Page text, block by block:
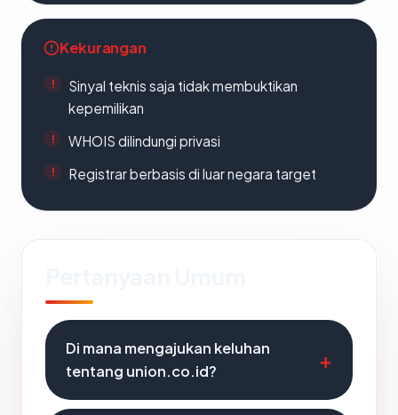
Kekurangan
Sinyal teknis saja tidak membuktikan
kepemilikan
WHOIS dilindungi privasi
Registrar berbasis di luar negara target
Di mana mengajukan keluhan
tentang union.co.id?